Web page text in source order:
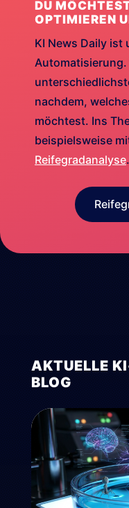
DU
OPTIMIEREN
KI News Daily ist
nachdem,
möchtest. Ins
beispielsweise
Reifegradanalyse.
AKTUELLE
BLOG